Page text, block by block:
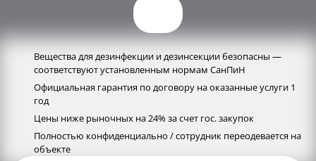
Вещества для дезинфекции и дезинсекции безопасны —
соответствуют установленным нормам СанПиН
Официальная гарантия по договору на оказанные услуги 1
год
Цены ниже рыночных на 24% за счет гос. закупок
Полностью конфиденциально / сотрудник переодевается на
объекте